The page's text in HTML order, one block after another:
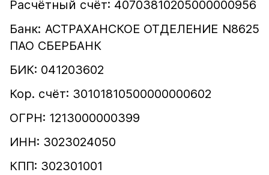
Расчётный счёт: 40703810205000000956
Банк: АСТРАХАНСКОЕ ОТДЕЛЕНИЕ N8625
ПАО СБЕРБАНК
БИК: 041203602
Кор. счёт: 30101810500000000602
ОГРН: 1213000000399
ИНН: 3023024050
КПП: 302301001